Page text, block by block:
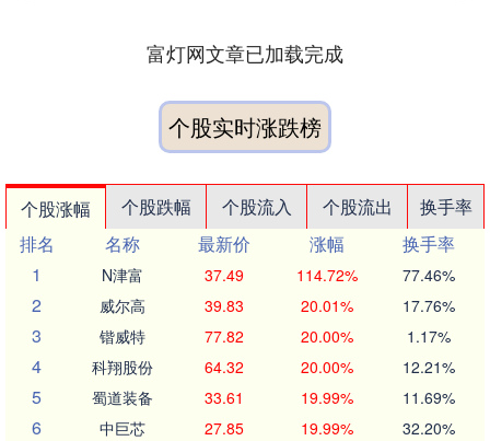
富灯网文章已加载完成
个股实时涨跌榜
个股涨幅 个股跌幅 个股流入 个股流出
换手率
排名
名称 最新价 涨幅
换手率
1
N津富 37.49 114.72% 77.46%
2 威尔高 39.83 20.01% 17.76%
3 锴威特 77.82 20.00% 1.17%
4 科翔股份 64.32 20.00% 12.21%
5 蜀道装备 33.61 19.99% 11.69%
6 中巨芯 27.85 19.99% 32.20%